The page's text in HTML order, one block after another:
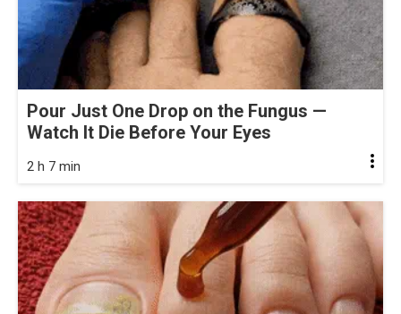
Pour Just One Drop on the Fungus —
Watch It Die Before Your Eyes
2 h 7 min